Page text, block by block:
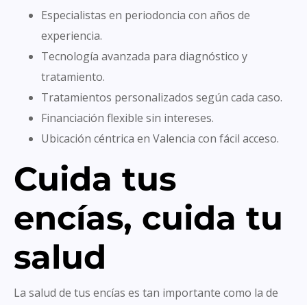
Especialistas en periodoncia con años de
experiencia.
Tecnología avanzada para diagnóstico y
tratamiento.
Tratamientos personalizados según cada caso.
Financiación flexible sin intereses.
Ubicación céntrica en Valencia con fácil acceso.
Cuida tus
encías, cuida tu
salud
La salud de tus encías es tan importante como la de